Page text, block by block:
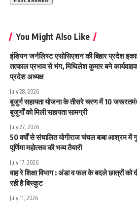
You Might Also Like
इंडियन जर्नलिस्ट एसोसिएशन की बिहार प्रदेश
तत्काल प्रभाव से भंग, मिथिलेश कुमार बने
प्रदेश अध्यक्ष
July 28, 2026
बुजुर्ग सहायता योजना के तीसरे चरण में 10
बुजुर्गों को मिली सहायता सामग्री
July 27, 2026
50 वर्षों से संचालित योगीराज चंचल बाबा आश्रम में
पूर्णिमा महोत्सव की भव्य तैयारी
July 17, 2026
वाह रे शिक्षा विभाग : अंडा व फल के बदले छात्रों को
रही है बिस्कुट
July 11, 2026